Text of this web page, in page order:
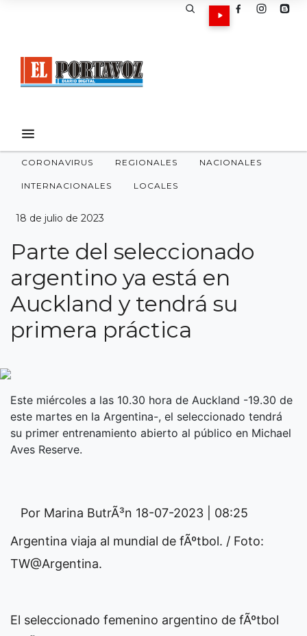
CORONAVIRUS REGIONALES NACIONALES
INTERNACIONALES LOCALES
18 de julio de 2023
Parte del seleccionado
argentino ya está en
Auckland y tendrá su
primera práctica
Este miércoles a las 10.30 hora de Auckland -19.30 de
este martes en la Argentina-, el seleccionado tendrá
su primer entrenamiento abierto al público en Michael
Aves Reserve.
Por Marina ButrÃ³n 18-07-2023 | 08:25
Argentina viaja al mundial de fÃºtbol. / Foto:
TW@Argentina.
El seleccionado femenino argentino de fÃºtbol